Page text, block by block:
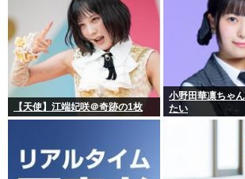
【天使】江端妃咲＠奇跡の1枚
小野田華凛ちゃ
たい